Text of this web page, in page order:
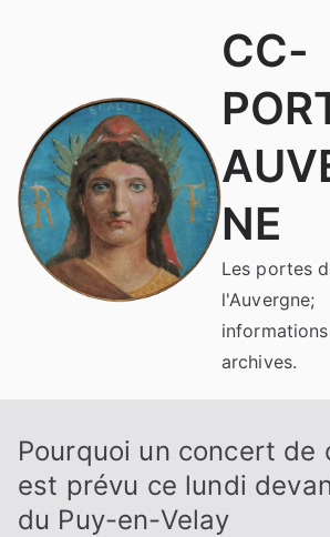
CC-
NE
Les portes
l'Auvergne;
archives.
Pourquoi un concert de
est prévu ce lundi
du Puy-en-Velay